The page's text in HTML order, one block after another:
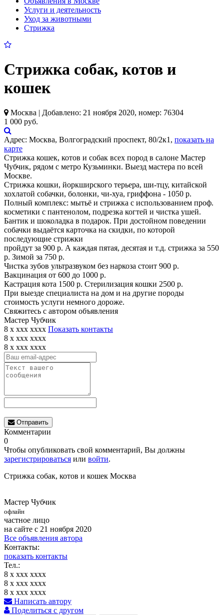
Услуги и деятельность
Уход за животными
Стрижка
Стрижка собак, котов и
кошек
Москва | Добавлено: 21 ноября 2020, номер: 76304
1 000 руб.
Адрес: Москва, Волгоградский проспект, 80/2к1, показать на
карте
Стрижка кошек, котов и собак всех пород в салоне Мастер
Чубчик, рядом с метро Кузьминки. Выезд мастера по всей
Москве.
Стрижка кошки, йоркширского терьера, ши-тцу, китайской
хохлатой собачки, болонки, чи-хуа, гриффона - 1050 р.
Полный комплекс: мытьё и стрижка с использованием проф.
косметики с пантенолом, подрезка когтей и чистка ушей.
Бантик и шоколадка в подарок. При достойном поведении
собачки выдаётся карточка на скидки, по которой
последующие стрижки
пройдут за 900 р. А каждая пятая, десятая и т.д. стрижка за 550
р. Зимой за 750 р.
Чистка зубов ультразвуком без наркоза стоит 900 р.
Вакцинация от 600 до 1000 р.
Кастрация кота 1500 р. Стерилизация кошки 2500 р.
При выезде специалиста на дом и на другие породы
стоимость услуги немного дороже.
Свяжитесь с автором объявления
Мастер Чубчик
8 x xxx xxxx Показать контакты
8 x xxx xxxx
8 x xxx xxxx
Отправить
Комментарии
0
Чтобы опубликовать свой комментарий, Вы должны
зарегистрироваться или войти.
Стрижка собак, котов и кошек Москва
Мастер Чубчик
офлайн
частное лицо
на сайте с 21 ноября 2020
Все объявления автора
Контакты:
показать контакты
Тел.:
8 x xxx xxxx
8 x xxx xxxx
8 x xxx xxxx
Написать автору
Поделиться с другом